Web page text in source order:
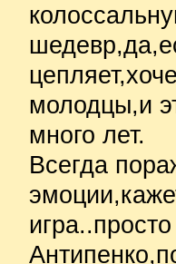
молодцы,и
много лет.
Всегда